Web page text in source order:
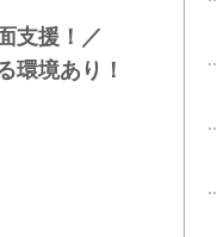
支援！／
環境あり！